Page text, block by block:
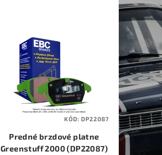
Predné brzdové platne
Greenstuff 2000 (DP22087)
KÓD:DP22087